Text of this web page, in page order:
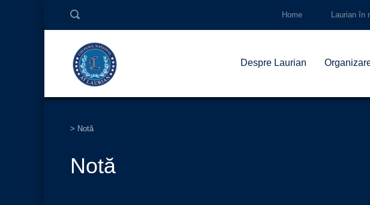
Home Laurian în
Despre Laurian
> Notă
Notă